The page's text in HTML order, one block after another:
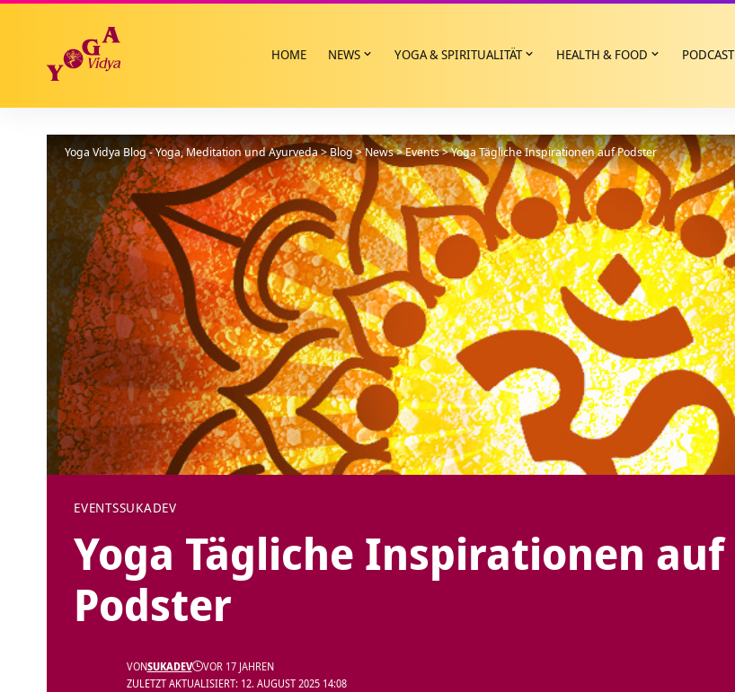
HOME NEWS YOGA & SPIRITUALITÄT HEALTH & FOOD PODCAST
Yoga Vidya Blog - Yoga, Meditation und Ayurveda>Blog>News>Events>Yoga Tägliche Inspirationen auf Podster
EVENTSSUKADEV
Yoga Tägliche Inspirationen auf
Podster
ZULETZT AKTUALISIERT: 12. AUGUST 2025 14:08
VONSUKADEV VOR 17 JAHREN